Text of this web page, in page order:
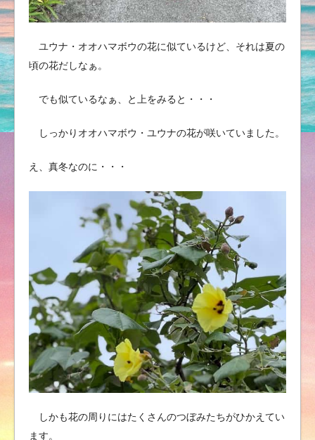
ユウナ・オオハマボウの花に似ているけど、それは夏の
頃の花だしなぁ。
でも似ているなぁ、と上をみると・・・
しっかりオオハマボウ・ユウナの花が咲いていました。
え、真冬なのに・・・
しかも花の周りにはたくさんのつぼみたちがひかえてい
ます。